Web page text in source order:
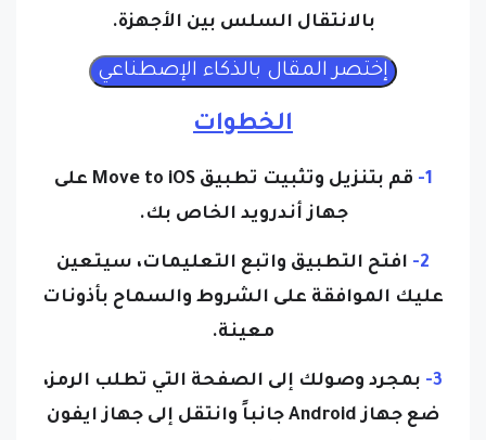
بالانتقال السلس بين الأجهزة.
الخطوات
1-
قم بتنزيل وتثبيت تطبيق Move to iOS على
جهاز أندرويد الخاص بك.
2-
افتح التطبيق واتبع التعليمات، سيتعين
عليك الموافقة على الشروط والسماح بأذونات
معينة.
3-
بمجرد وصولك إلى الصفحة التي تطلب الرمز،
ضع جهاز Android جانباً وانتقل إلى جهاز ايفون